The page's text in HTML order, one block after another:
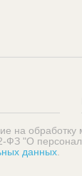
на
ФЗ "О
данных